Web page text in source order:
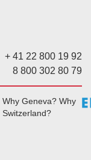
Why Geneva? Why
Switzerland?
+ 41 22 800 19 92
8 800 302 80 79